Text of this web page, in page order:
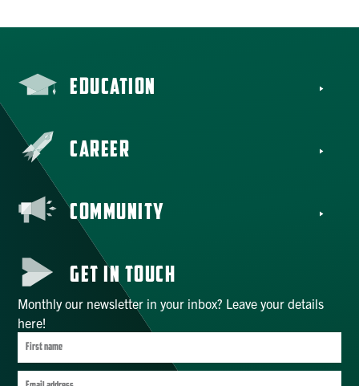
EDUCATION
CAREER
COMMUNITY
GET IN TOUCH
Monthly our newsletter in your inbox? Leave your details
here!